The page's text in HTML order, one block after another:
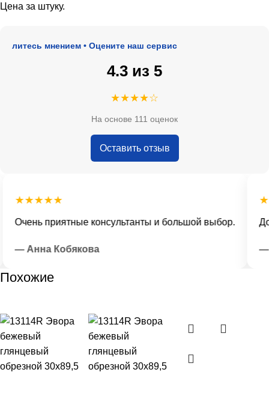
Цена за штуку.
мнением • Оцените наш сервис
4.3 из 5
★★★★☆
На основе 111 оценок
Оставить отзыв
★★★★★
Очень приятные консультанты и большой выбор.
— Анна Кобякова —
Похожие